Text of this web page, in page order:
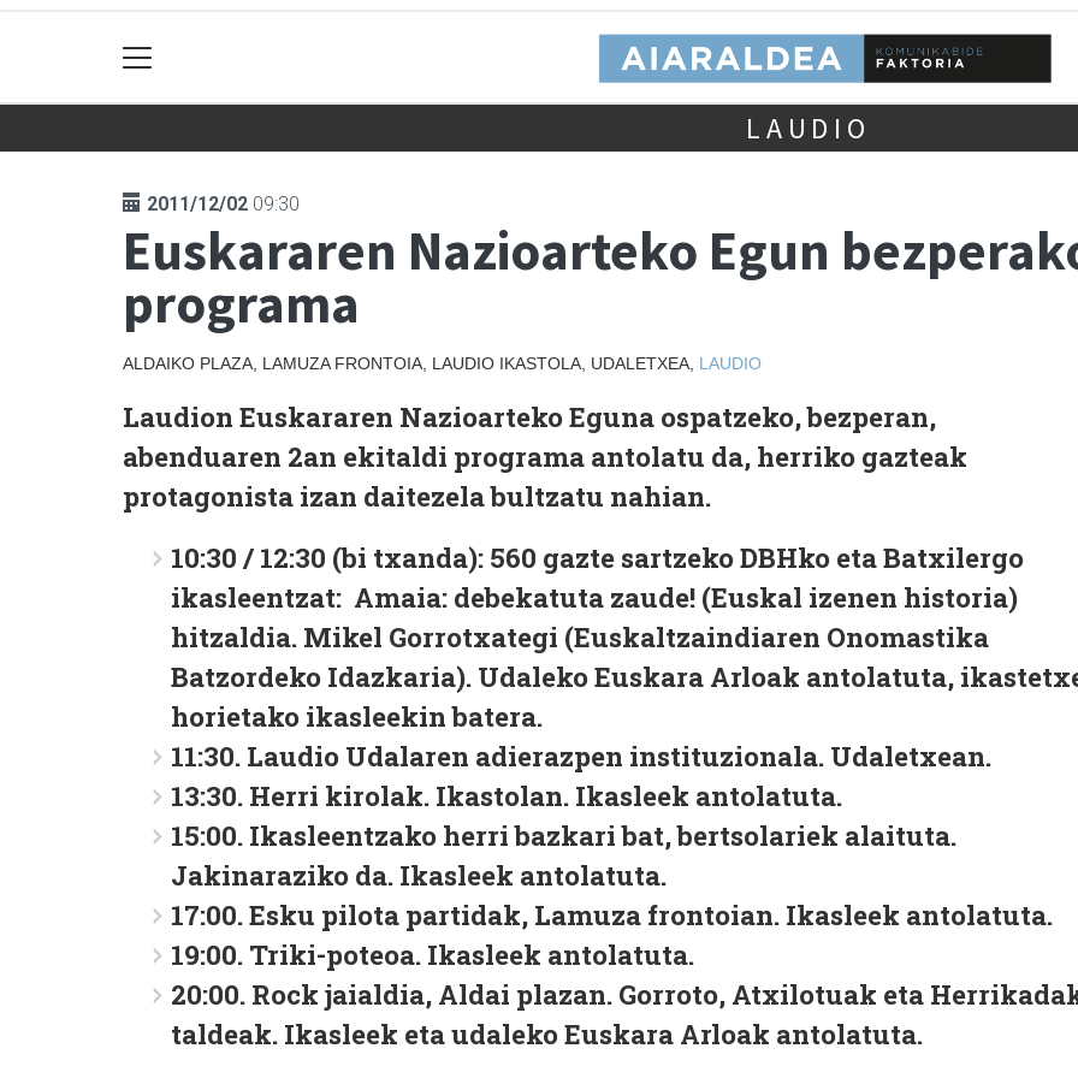
LAUDIO
2011/12/02 09:30
Euskararen Nazioarteko Egun
programa
ALDAIKO PLAZA, LAMUZA FRONTOIA, LAUDIO IKASTOLA, UDALETXEA, LAUDIO
Laudion Euskararen Nazioarteko Eguna ospatzeko, bezperan,
abenduaren 2an ekitaldi programa antolatu da, herriko gazteak
protagonista izan daitezela bultzatu nahian.
10:30 / 12:30 (bi txanda): 560 gazte sartzeko DBHko eta Batxilergo
ikasleentzat: Amaia: debekatuta zaude! (Euskal izenen historia)
hitzaldia. Mikel Gorrotxategi (Euskaltzaindiaren Onomastika
Batzordeko Idazkaria). Udaleko Euskara Arloak antolatuta,
horietako ikasleekin batera.
11:30. Laudio Udalaren adierazpen instituzionala. Udaletxean.
13:30. Herri kirolak. Ikastolan. Ikasleek antolatuta.
15:00. Ikasleentzako herri bazkari bat, bertsolariek alaituta.
Jakinaraziko da. Ikasleek antolatuta.
17:00.Esku pilota partidak, Lamuza frontoian. Ikasleek antolatuta.
19:00. Triki-poteoa. Ikasleek antolatuta.
20:00. Rock jaialdia, Aldai plazan. Gorroto, Atxilotuak eta
taldeak. Ikasleek eta udaleko Euskara Arloak antolatuta.